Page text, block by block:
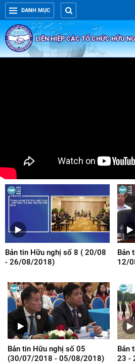
DANH MỤC
LIÊN HIỆP CÁC TỔ CHỨC HỮU
Bản tin Hữu nghị số 8 ( 20/08
- 26/08/2018)
Bản
12/
Bản tin Hữu nghị số 05
(30/07/2018 - 05/08/2018)
Bản
23 -